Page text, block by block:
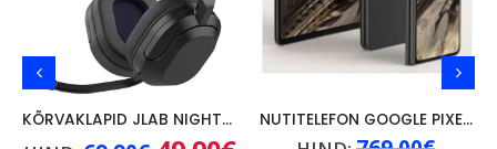
KÕRVAKLAPID JLAB NIGHTFALL WIRELESS/ BLUETOOTH,PC/ SWITCH/PS, MUST NUTITELEFON GOOGLE PIXEL FOLD 5G, 12GB/256GB, MUST